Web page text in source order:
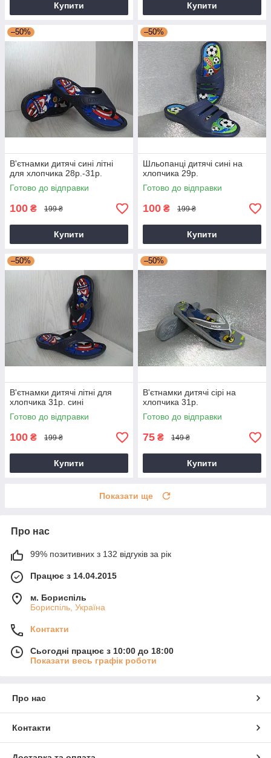
Купити Купити
–50%
В'єтнамки дитячі сині літні
для хлопчика 28р.-31р.
Готово до відправки
100 ₴ 199 ₴
Купити
–50%
Шльопанці дитячі сині на
хлопчика 29р.
Готово до відправки
100 ₴ 199 ₴
Купити
–50%
В'єтнамки дитячі літні для
хлопчика 31р. сині
Готово до відправки
100 ₴ 199 ₴
Купити
–50%
В'єтнамки дитячі сірі на
хлопчика 31р.
Готово до відправки
75 ₴ 149 ₴
Купити
Показати ще
Про нас
99% позитивних з 132 відгуків за рік
Працює з 14.04.2015
м. Бориспіль
Бориспіль, Україна
Контакти
Сьогодні працює з 10:00 до 18:00
Показати весь графік роботи
Про нас
Контакти